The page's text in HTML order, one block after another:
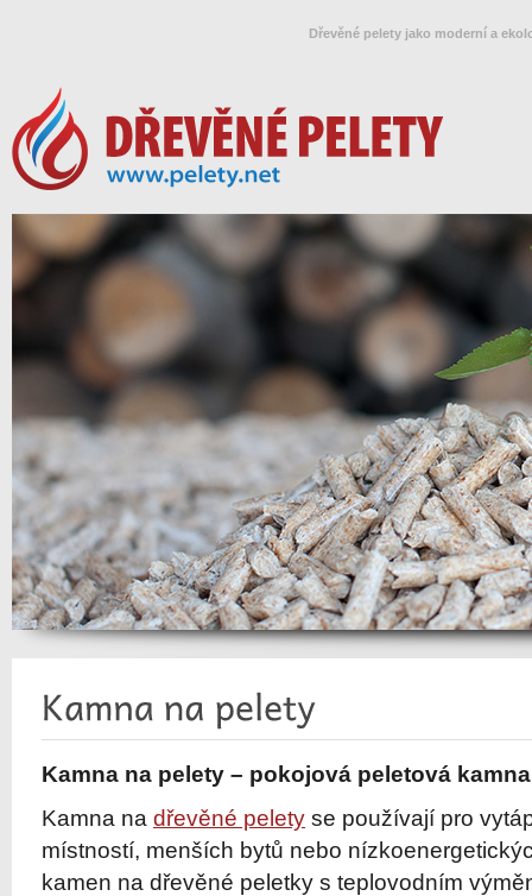
Dřevěné pelety jako moderní a
Kamna na pelety – pokojová peletová kamna
Kamna na dřevěné pelety se používají pro
místností, menších bytů nebo
kamen na dřevěné peletky s teplovodním